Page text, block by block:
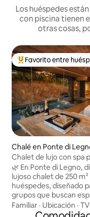
Los huéspedes
con piscina tienen
otras cosas,
Favorito entre
Favorito entre
Chalé en Ponte di
Chalet de lujo con spa
sauna y jardín
🌿 En Ponte di Legno,
lujoso chalet de 250
huéspedes, diseñado
grupos que buscan
bienestar. El diseño
privado y el SPA
Familiar · Ubicación · TV